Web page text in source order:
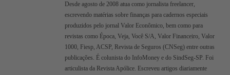
Desde agosto de 2008 atua como jornalista freelancer,
escrevendo matérias sobre finanças para cadernos especiais
produzidos pelo jornal Valor Econômico, bem como para
revistas como Época, Veja, Você S/A, Valor Financeiro, Valor
1000, Fiesp, ACSP, Revista de Seguros (CNSeg) entre outras
publicações. É colunista do InfoMoney e do SindSeg-SP. Foi
articulista da Revista Apólice. Escreveu artigos diariamente